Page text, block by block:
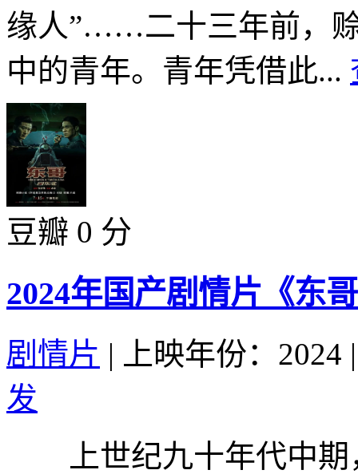
缘人”……二十三年前，
中的青年。青年凭借此...
豆瓣 0 分
2024年国产剧情片《东
剧情片 | 上映年份：2024 |
发
上世纪九十年代中期